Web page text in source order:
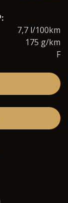
7,7 l/100km
175 g/km
F